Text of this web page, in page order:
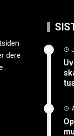
dere
.